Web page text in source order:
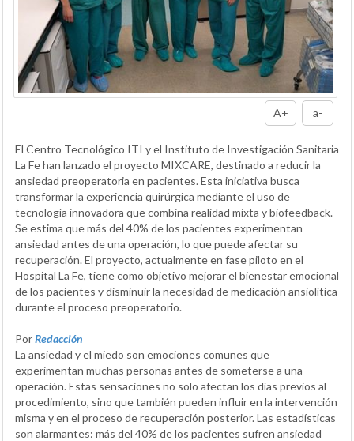
A+ a-
El Centro Tecnológico ITI y el Instituto de Investigación Sanitaria
La Fe han lanzado el proyecto MIXCARE, destinado a reducir la
ansiedad preoperatoria en pacientes. Esta iniciativa busca
transformar la experiencia quirúrgica mediante el uso de
tecnología innovadora que combina realidad mixta y biofeedback.
Se estima que más del 40% de los pacientes experimentan
ansiedad antes de una operación, lo que puede afectar su
recuperación. El proyecto, actualmente en fase piloto en el
Hospital La Fe, tiene como objetivo mejorar el bienestar emocional
de los pacientes y disminuir la necesidad de medicación ansiolítica
durante el proceso preoperatorio.
PorRedacción
La ansiedad y el miedo son emociones comunes que
experimentan muchas personas antes de someterse a una
operación. Estas sensaciones no solo afectan los días previos al
procedimiento, sino que también pueden influir en la intervención
misma y en el proceso de recuperación posterior. Las estadísticas
son alarmantes: más del 40% de los pacientes sufren ansiedad